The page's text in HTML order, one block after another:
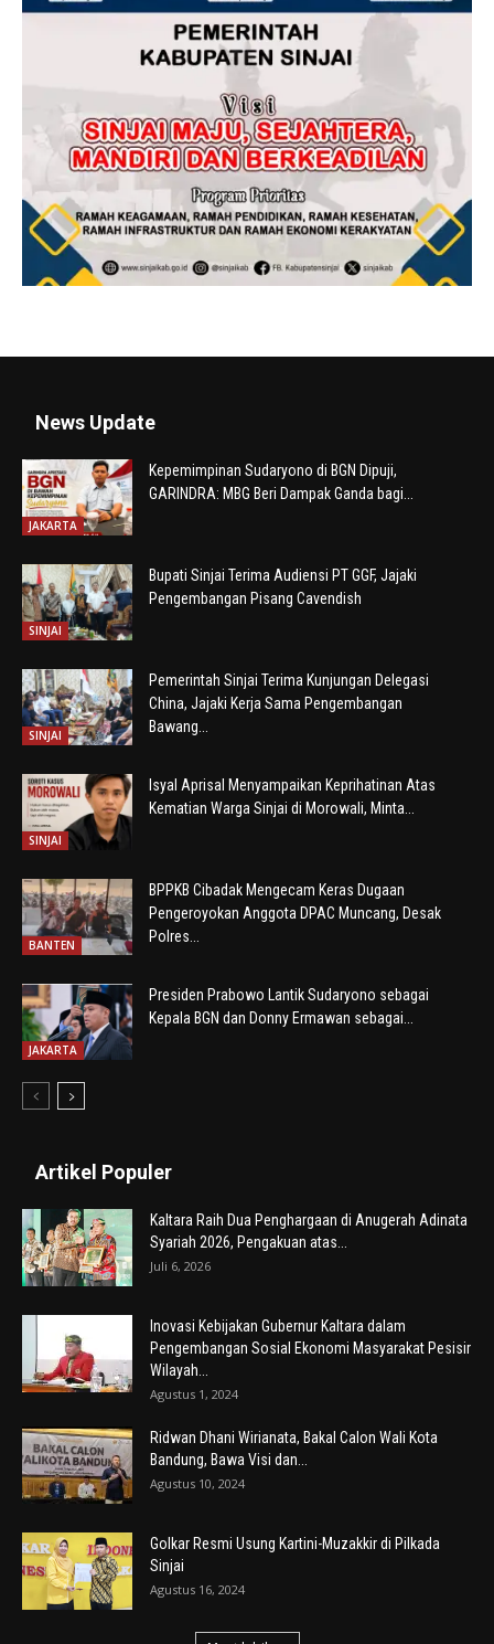
News Update
JAKARTA
Kepemimpinan Sudaryono di BGN Dipuji,
GARINDRA: MBG Beri Dampak Ganda bagi...
SINJAI
Bupati Sinjai Terima Audiensi PT GGF, Jajaki
Pengembangan Pisang Cavendish
SINJAI
Pemerintah Sinjai Terima Kunjungan Delegasi
China, Jajaki Kerja Sama Pengembangan
Bawang...
SINJAI
Isyal Aprisal Menyampaikan Keprihatinan Atas
Kematian Warga Sinjai di Morowali, Minta...
BANTEN
BPPKB Cibadak Mengecam Keras Dugaan
Pengeroyokan Anggota DPAC Muncang, Desak
Polres...
JAKARTA
Presiden Prabowo Lantik Sudaryono sebagai
Kepala BGN dan Donny Ermawan sebagai...
Artikel Populer
Kaltara Raih Dua Penghargaan di Anugerah Adinata
Syariah 2026, Pengakuan atas...
Juli 6, 2026
Inovasi Kebijakan Gubernur Kaltara dalam
Pengembangan Sosial Ekonomi Masyarakat Pesisir
Wilayah...
Agustus 1, 2024
Ridwan Dhani Wirianata, Bakal Calon Wali Kota
Bandung, Bawa Visi dan...
Agustus 10, 2024
Golkar Resmi Usung Kartini-Muzakkir di Pilkada
Sinjai
Agustus 16, 2024